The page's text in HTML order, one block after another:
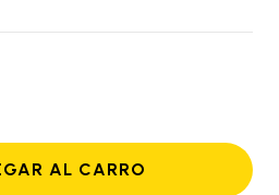
AL CARRO